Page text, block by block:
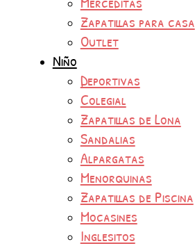
Zapatillas para casa
Outlet
Niño
Deportivas
Colegial
Zapatillas de Lona
Sandalias
Alpargatas
Menorquinas
Zapatillas de Piscina
Mocasines
Inglesitos